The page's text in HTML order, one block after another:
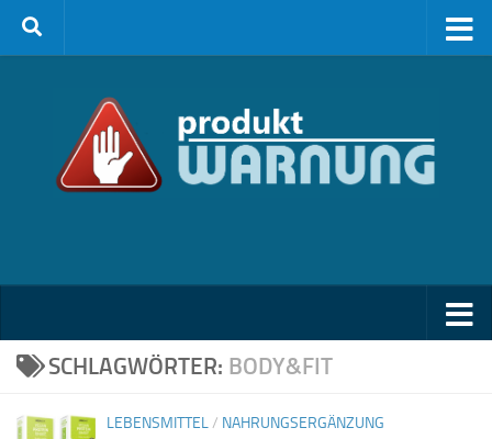
Zum Inhalt springen
SCHLAGWÖRTER: BODY&FIT
LEBENSMITTEL/ NAHRUNGSERGÄNZUNG